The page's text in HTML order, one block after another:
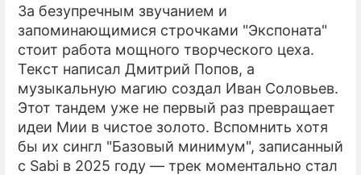
За безупречным звучанием и
запоминающимися строчками "Экспоната"
стоит работа мощного творческого цеха.
Текст написал Дмитрий Попов, а
музыкальную магию создал Иван Соловьев.
Этот тандем уже не первый раз превращает
идеи Мии в чистое золото. Вспомнить хотя
бы их сингл "Базовый минимум", записанный
с Sabi в 2025 году — трек моментально стал